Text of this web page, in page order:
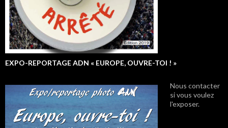
EXPO-REPORTAGE ADN « EUROPE, OUVRE-TOI ! »
Nous contacter
si vous voulez
l'exposer.